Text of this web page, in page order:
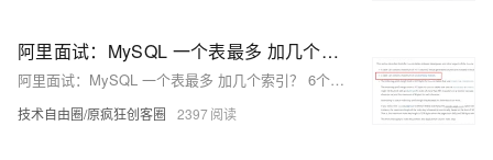
阿里面试：MySQL 一个表最多 加几个索引？ 6个？64个？还是多少？
阿里面试：MySQL 一个表最多 加几个索引？ 6个？64个？还是多少？
技术自由圈/原疯狂创客圈 2397